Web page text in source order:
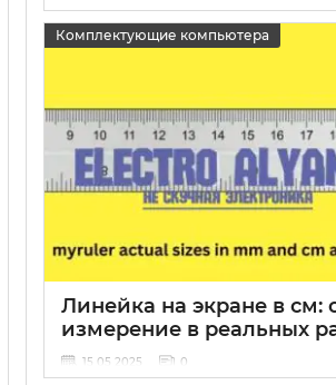
Комплектующие компьютера
Линейка на экране в см:
измерение в реальных
15 05 2025 0